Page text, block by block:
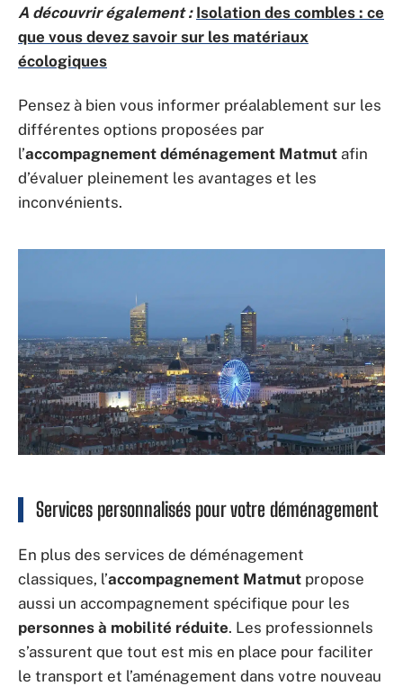
A découvrir également : Isolation des combles : ce
que vous devez savoir sur les matériaux
écologiques
Pensez à bien vous informer préalablement sur les
différentes options proposées par
l’accompagnement déménagement Matmut afin
d’évaluer pleinement les avantages et les
inconvénients.
Services personnalisés pour votre déménagement
En plus des services de déménagement
classiques, l’accompagnement Matmut propose
aussi un accompagnement spécifique pour les
personnes à mobilité réduite. Les professionnels
s’assurent que tout est mis en place pour faciliter
le transport et l’aménagement dans votre nouveau